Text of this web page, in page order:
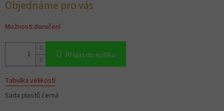
cena:
Objednáme pro vás
Možnosti doručení
Přidat do košíku
Tabulka velikostí
Sada plastů černá